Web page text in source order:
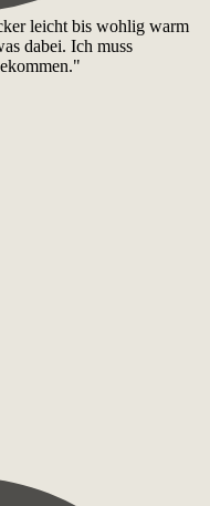
leicht bis wohlig warm
dabei. Ich muss